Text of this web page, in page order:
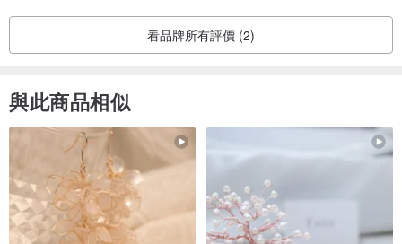
看品牌所有評價 (2)
與此商品相似